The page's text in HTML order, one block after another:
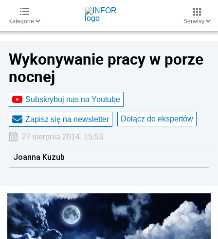
Kategorie Serwisy
Wykonywanie pracy w porze
nocnej
Subskrybuj nas na Youtube
Zapisz się na newsletter Dołącz do ekspertów
27 sierpnia 2014, 15:53
Joanna Kuzub